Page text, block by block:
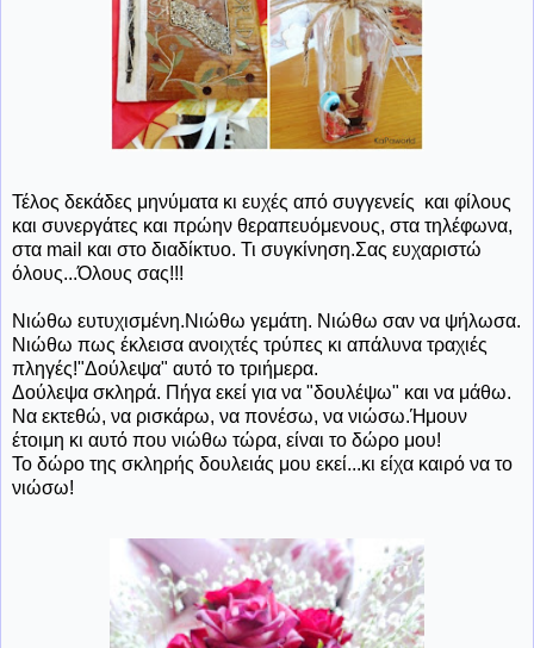
Τέλος δεκάδες μηνύματα κι ευχές από συγγενείς και φίλους
και συνεργάτες και πρώην θεραπευόμενους, στα τηλέφωνα,
στα mail και στο διαδίκτυο. Τι συγκίνηση.Σας ευχαριστώ
όλους...Όλους σας!!!
Νιώθω ευτυχισμένη.Νιώθω γεμάτη. Νιώθω σαν να ψήλωσα.
Νιώθω πως έκλεισα ανοιχτές τρύπες κι απάλυνα τραχιές
πληγές!"Δούλεψα" αυτό το τριήμερα.
Δούλεψα σκληρά. Πήγα εκεί για να "δουλέψω" και να μάθω.
Να εκτεθώ, να ρισκάρω, να πονέσω, να νιώσω.Ήμουν
έτοιμη κι αυτό που νιώθω τώρα, είναι το δώρο μου!
Το δώρο της σκληρής δουλειάς μου εκεί...κι είχα καιρό να το
νιώσω!